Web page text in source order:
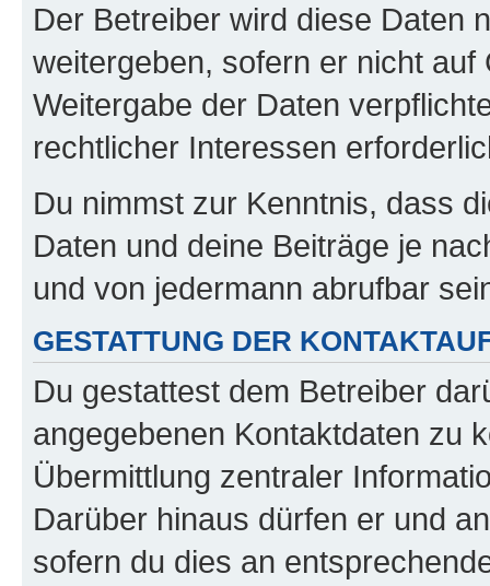
Der Betreiber wird diese Daten
weitergeben, sofern er nicht
Weitergabe der Daten
rechtlicher Interessen
Du nimmst zur Kenntnis, dass
Daten und deine Beiträge je
und von jedermann abrufbar
GESTATTUNG DER
Du gestattest dem Betreiber
angegebenen Kontaktdaten zu
Übermittlung zentraler
Darüber hinaus dürfen er und
sofern du dies an